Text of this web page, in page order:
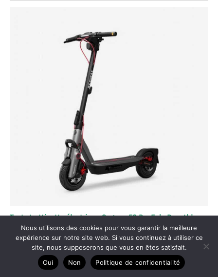
Test : trottinette électrique Segway F3 Pro E de Decathlon
Nous utilisons des cookies pour vous garantir la meilleure
expérience sur notre site web. Si vous continuez à utiliser ce
site, nous supposerons que vous en êtes satisfait.
Oui
Non Politique de confidentialité